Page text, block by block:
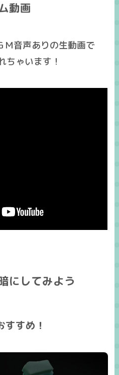
動画
Ｍ音声ありの生動画で
ちゃいます！
にしてみよう
すめ！